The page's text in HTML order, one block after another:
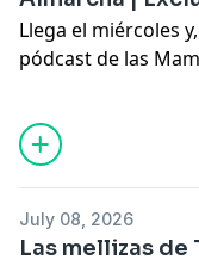
megaphone.fm/
Llega el miércoles
pódcast de las
tándem formado
arrancado el
pódcast ya se
país.
megaphone.fm/
July 08, 2026
Las mellizas de